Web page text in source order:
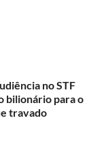
no STF
bilionário para o
travado